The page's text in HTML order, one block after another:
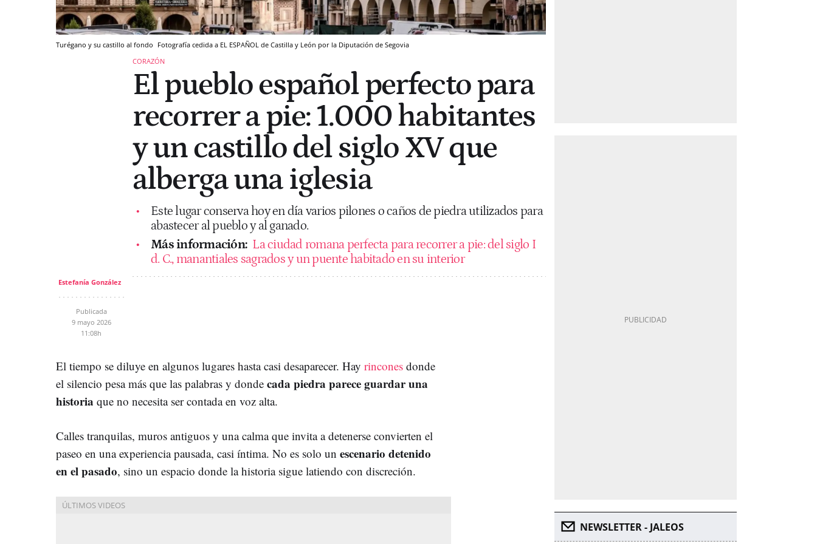
Turégano y su castillo al fondo Fotografía cedida a EL ESPAÑOL de Castilla y León por la Diputación de Segovia
CORAZÓN
El pueblo español perfecto para
recorrer a pie: 1.000 habitantes
y un castillo del siglo XV que
alberga una iglesia
Este lugar conserva hoy en día varios pilones o caños de piedra utilizados para
abastecer al pueblo y al ganado.
Más información: La ciudad romana perfecta para recorrer a pie: del siglo I
d. C., manantiales sagrados y un puente habitado en su interior
Estefanía González
Publicada
9 mayo 2026
11:08h
El tiempo se diluye en algunos lugares hasta casi desaparecer. Hay rincones donde
el silencio pesa más que las palabras y donde cada piedra parece guardar una
historia que no necesita ser contada en voz alta.
Calles tranquilas, muros antiguos y una calma que invita a detenerse convierten el
paseo en una experiencia pausada, casi íntima. No es solo un escenario detenido
en el pasado, sino un espacio donde la historia sigue latiendo con discreción.
NEWSLETTER - JALEOS